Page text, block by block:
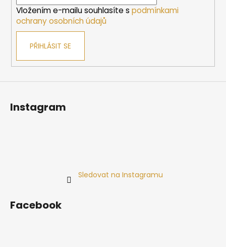
10
138
Kč
Vložením e-mailu souhlasíte s podmínkami
ochrany osobních údajů
PŘIHLÁSIT SE
Instagram
Sledovat na Instagramu
Facebook